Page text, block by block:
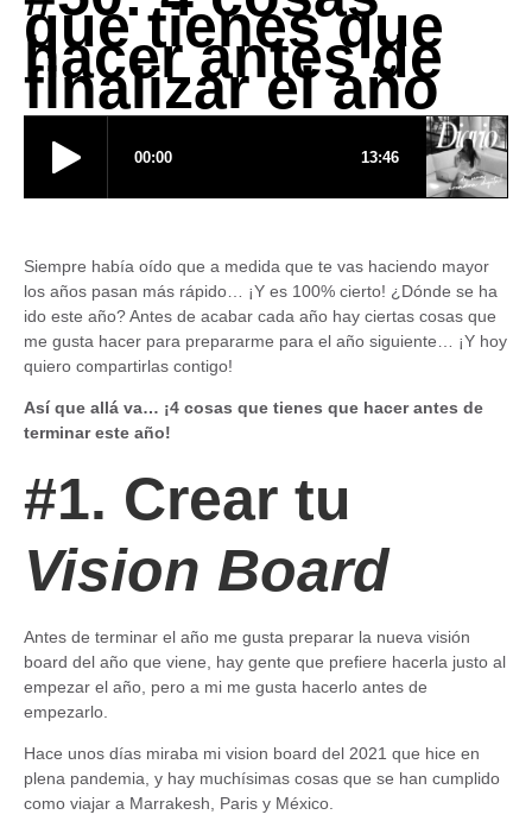
que tienes que
hacer antes de
finalizar el año
Siempre había oído que a medida que te vas haciendo mayor
los años pasan más rápido… ¡Y es 100% cierto! ¿Dónde se ha
ido este año? Antes de acabar cada año hay ciertas cosas que
me gusta hacer para prepararme para el año siguiente… ¡Y hoy
quiero compartirlas contigo!
Así que allá va… ¡4 cosas que tienes que hacer antes de
terminar este año!
#1. Crear tu
Vision Board
Antes de terminar el año me gusta preparar la nueva visión
board del año que viene, hay gente que prefiere hacerla justo al
empezar el año, pero a mi me gusta hacerlo antes de
empezarlo.
Hace unos días miraba mi vision board del 2021 que hice en
plena pandemia, y hay muchísimas cosas que se han cumplido
como viajar a Marrakesh, Paris y México.